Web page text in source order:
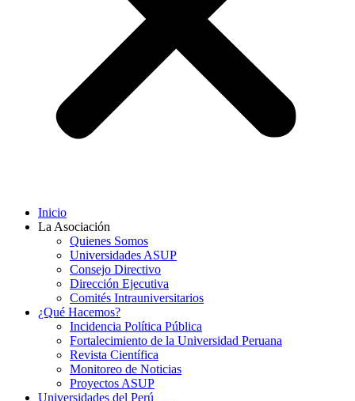
Inicio
La Asociación
Quienes Somos
Universidades ASUP
Consejo Directivo
Dirección Ejecutiva
Comités Intrauniversitarios
¿Qué Hacemos?
Incidencia Política Pública
Fortalecimiento de la Universidad Peruana
Revista Científica
Monitoreo de Noticias
Proyectos ASUP
Universidades del Perú